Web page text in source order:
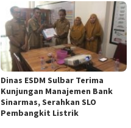
Dinas ESDM Sulbar Terima
Kunjungan Manajemen Bank
Sinarmas, Serahkan SLO
Pembangkit Listrik